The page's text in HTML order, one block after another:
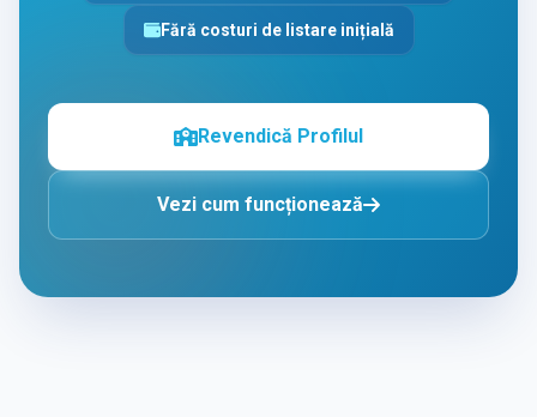
Fără costuri de listare inițială
Revendică Profilul
Vezi cum funcționează